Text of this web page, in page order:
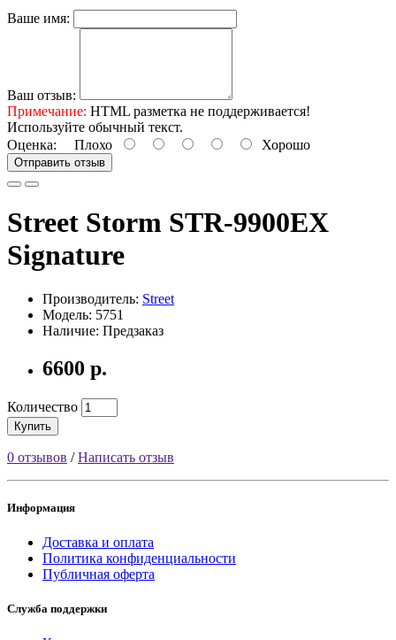
Ваше имя:
Ваш отзыв:
Примечание: HTML разметка не поддерживается!
Используйте обычный текст.
Оценка: Плохо Хорошо
Отправить отзыв
Street Storm STR-9900EX
Signature
Производитель: Street
Модель: 5751
Наличие: Предзаказ
6600 р.
Количество
Купить
0 отзывов /Написать отзыв
Информация
Доставка и оплата
Политика конфиденциальности
Публичная оферта
Служба поддержки